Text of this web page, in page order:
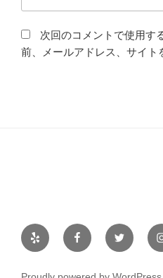
次回のコメントで使用す
前、メールアドレス、サイト
Yelp FacebookTwitter